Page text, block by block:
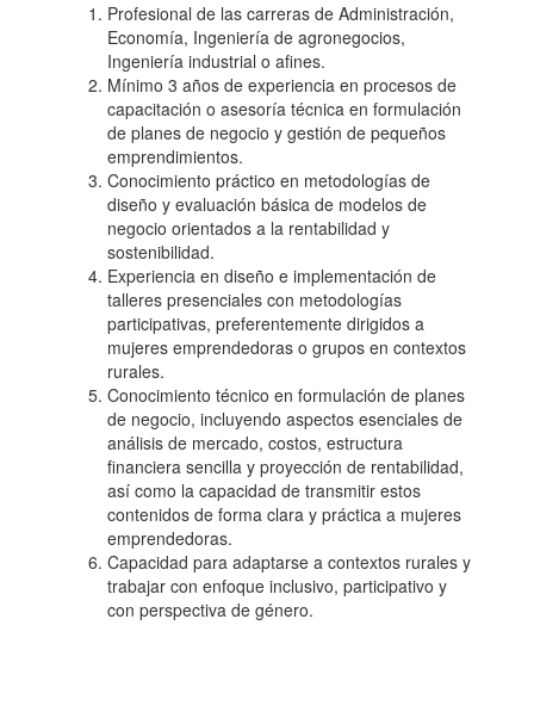
Profesional de las carreras de Administración,
Economía, Ingeniería de agronegocios,
Ingeniería industrial o afines.
Mínimo 3 años de experiencia en procesos de
capacitación o asesoría técnica en formulación
de planes de negocio y gestión de pequeños
emprendimientos.
Conocimiento práctico en metodologías de
diseño y evaluación básica de modelos de
negocio orientados a la rentabilidad y
sostenibilidad.
Experiencia en diseño e implementación de
talleres presenciales con metodologías
participativas, preferentemente dirigidos a
mujeres emprendedoras o grupos en contextos
rurales.
Conocimiento técnico en formulación de planes
de negocio, incluyendo aspectos esenciales de
análisis de mercado, costos, estructura
financiera sencilla y proyección de rentabilidad,
así como la capacidad de transmitir estos
contenidos de forma clara y práctica a mujeres
emprendedoras.
Capacidad para adaptarse a contextos rurales y
trabajar con enfoque inclusivo, participativo y
con perspectiva de género.